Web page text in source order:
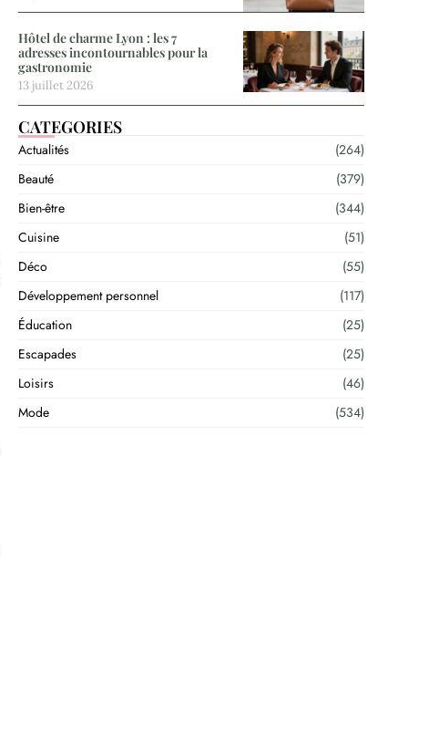
Hôtel de charme Lyon : les 7
adresses incontournables pour la
gastronomie
13 juillet 2026
CATEGORIES
Actualités
(264)
Beauté
(379)
Bien-être
(344)
Cuisine
(51)
Déco
(55)
Développement personnel
(117)
Éducation
(25)
Escapades
(25)
Loisirs
(46)
Mode
(534)